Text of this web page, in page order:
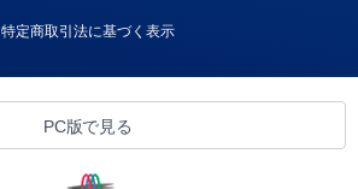
特定商取引法に基づく表示
PC版で見る